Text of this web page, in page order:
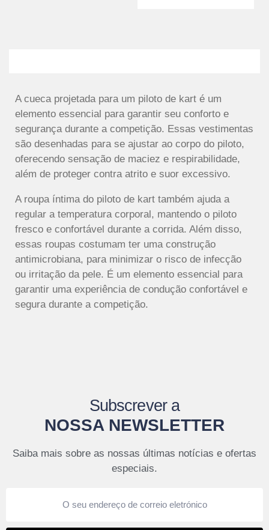
A cueca projetada para um piloto de kart é um
elemento essencial para garantir seu conforto e
segurança durante a competição. Essas vestimentas
são desenhadas para se ajustar ao corpo do piloto,
oferecendo sensação de maciez e respirabilidade,
além de proteger contra atrito e suor excessivo.
A roupa íntima do piloto de kart também ajuda a
regular a temperatura corporal, mantendo o piloto
fresco e confortável durante a corrida. Além disso,
essas roupas costumam ter uma construção
antimicrobiana, para minimizar o risco de infecção
ou irritação da pele. É um elemento essencial para
garantir uma experiência de condução confortável e
segura durante a competição.
Subscrever a
NOSSA NEWSLETTER
Saiba mais sobre as nossas últimas notícias e ofertas
especiais.